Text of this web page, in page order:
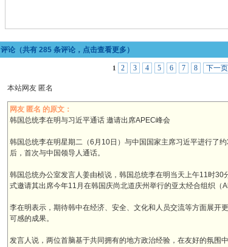
评论（共有 285 条评论，点击查看更多）
1 2 3 4 5 6 7 8 下一页
本站网友 匿名
网友 匿名 的原文：
韩国总统李在明与习近平通话 邀请出席APEC峰会
韩国总统李在明星期二（6月10日）与中国国家主席习近平进行了
后，首次与中国领导人通话。
韩国总统办公室发言人姜由桢说，韩国总统李在明当天上午11时30
式邀请其出席今年11月在韩国庆尚北道庆州举行的亚太经合组织（
李在明表示，期待韩中在经济、安全、文化和人员交流等方面展开
可感的成果。
发言人说，两位首脑基于共同拥有的地方政治经验，在友好的氛围